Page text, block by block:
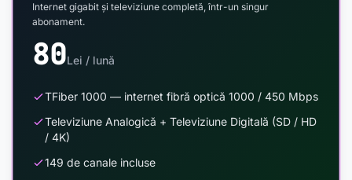
Internet gigabit și televiziune completă, într-un singur
abonament.
80Lei / lună
TFiber 1000 — internet fibră optică 1000 / 450 Mbps
Televiziune Analogică + Televiziune Digitală (SD / HD
/ 4K)
149 de canale incluse